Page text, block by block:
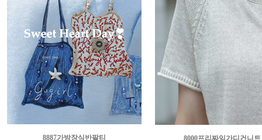
8887가방장식반팔티
8000프리짜임가디건니트